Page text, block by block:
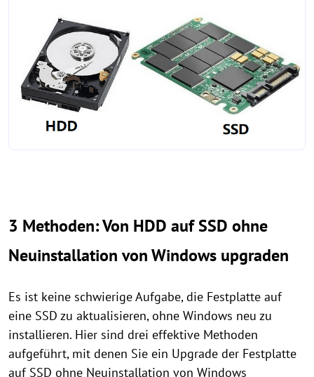
3 Methoden: Von HDD auf SSD ohne
Neuinstallation von Windows upgraden
Es ist keine schwierige Aufgabe, die Festplatte auf
eine SSD zu aktualisieren, ohne Windows neu zu
installieren. Hier sind drei effektive Methoden
aufgeführt, mit denen Sie ein Upgrade der Festplatte
auf SSD ohne Neuinstallation von Windows